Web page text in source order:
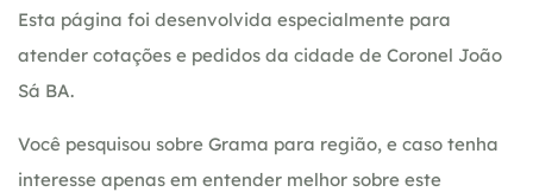
Esta página foi desenvolvida especialmente para
atender cotações e pedidos da cidade de Coronel João
Sá BA.
Você pesquisou sobre Grama para região, e caso tenha
interesse apenas em entender melhor sobre este